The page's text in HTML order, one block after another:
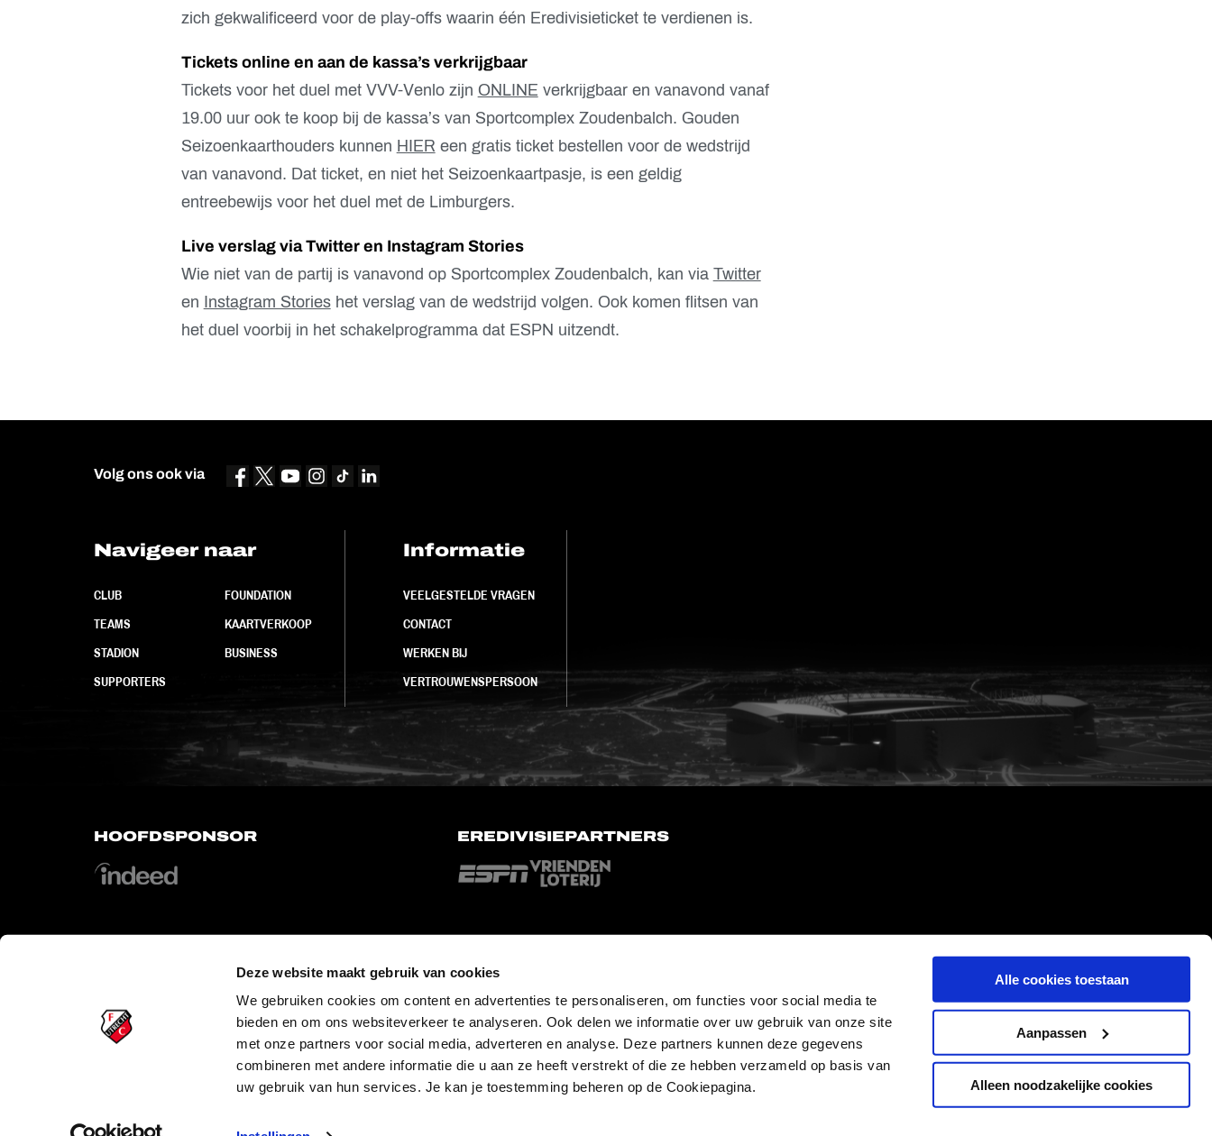
Deze website maakt gebruik van cookies
We gebruiken cookies om content en advertenties te personaliseren, om functies voor social media te
bieden en om ons websiteverkeer te analyseren. Ook delen we informatie over uw gebruik van onze site
met onze partners voor social media, adverteren en analyse. Deze partners kunnen deze gegevens
combineren met andere informatie die u aan ze heeft verstrekt of die ze hebben verzameld op basis van
uw gebruik van hun services. Je kan je toestemming beheren op de Cookiepagina.
Alle cookies toestaan
Aanpassen
Alleen noodzakelijke cookies
zich gekwalificeerd voor de play-offs waarin één Eredivisieticket te verdienen is.
Tickets online en aan de kassa’s verkrijgbaar
Tickets voor het duel met VVV-Venlo zijn ONLINE verkrijgbaar en vanavond vanaf
19.00 uur ook te koop bij de kassa’s van Sportcomplex Zoudenbalch. Gouden
Seizoenkaarthouders kunnen HIER een gratis ticket bestellen voor de wedstrijd
van vanavond. Dat ticket, en niet het Seizoenkaartpasje, is een geldig
entreebewijs voor het duel met de Limburgers.
Live verslag via Twitter en Instagram Stories
Wie niet van de partij is vanavond op Sportcomplex Zoudenbalch, kan via Twitter
en Instagram Storieshet verslag van de wedstrijd volgen. Ook komen flitsen van
het duel voorbij in het schakelprogramma dat ESPN uitzendt.
Volg ons ook via
Navigeer naar
CLUB
TEAMS
STADION
SUPPORTERS
FOUNDATION
KAARTVERKOOP
BUSINESS
Informatie
VEELGESTELDE VRAGEN
CONTACT
WERKEN BIJ
VERTROUWENSPERSOON
HOOFDSPONSOR EREDIVISIEPARTNERS
OFFICIAL PARTNERS